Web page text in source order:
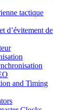
tactique
d’évitement de
and Timing